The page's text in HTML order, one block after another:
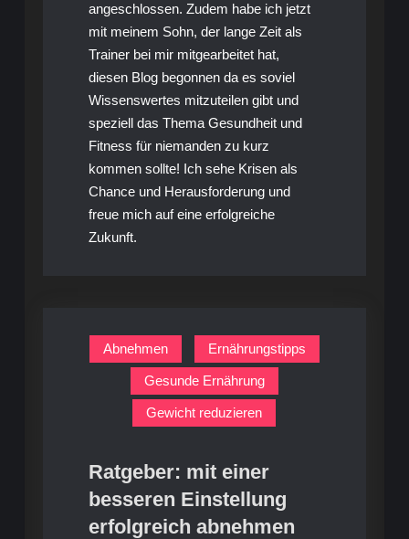
angeschlossen. Zudem habe ich jetzt
mit meinem Sohn, der lange Zeit als
Trainer bei mir mitgearbeitet hat,
diesen Blog begonnen da es soviel
Wissenswertes mitzuteilen gibt und
speziell das Thema Gesundheit und
Fitness für niemanden zu kurz
kommen sollte! Ich sehe Krisen als
Chance und Herausforderung und
freue mich auf eine erfolgreiche
Zukunft.
Abnehmen Ernährungstipps
Gesunde Ernährung
Gewicht reduzieren
Ratgeber: mit einer
besseren Einstellung
erfolgreich abnehmen